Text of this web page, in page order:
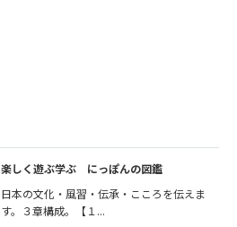
楽しく遊ぶ学ぶ にっぽんの図鑑
日本の文化・風習・伝承・こころを伝えま
す。３章構成。【１...